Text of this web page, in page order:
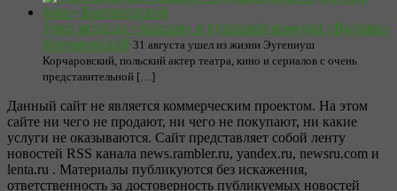
Умер актер из «Знахаря» и культовой комедии «Ва-банк»
Корчаровский 31 августа ушел из жизни Эугениуш
Корчаровский, польский актер театра, кино и сериалов с очень
представительной […]
Данный сайт не является коммерческим проектом. На этом
сайте ни чего не продают, ни чего не покупают, ни какие
услуги не оказываются. Сайт представляет собой ленту
новостей RSS канала news.rambler.ru, yandex.ru, newsru.com и
lenta.ru . Материалы публикуются без искажения,
ответственность за достоверность публикуемых новостей